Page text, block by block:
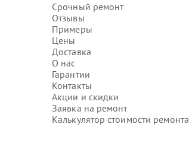
Срочный ремонт
Отзывы
Примеры
Цены
Доставка
О нас
Гарантии
Контакты
Акции и скидки
Заявка на ремонт
Калькулятор стоимости ремонта